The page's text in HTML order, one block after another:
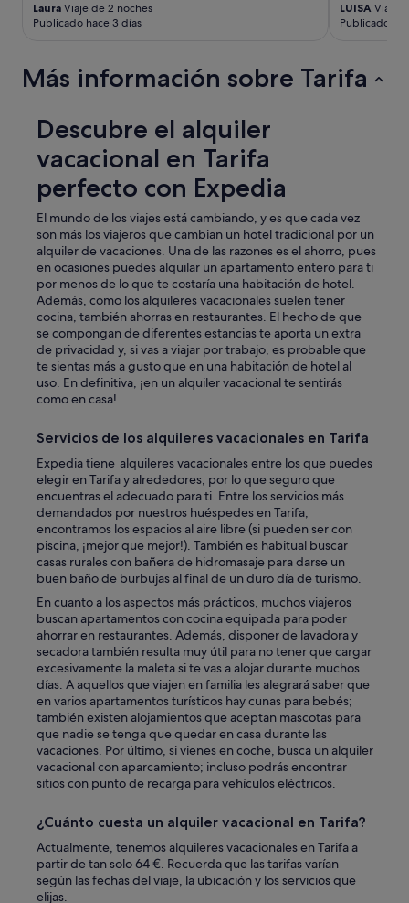
Laura Viaje de 2 noches
Publicado hace 3 días
LUISA Viaje
Publicado
Más información sobre Tarifa
Descubre el alquiler
vacacional en Tarifa
perfecto con Expedia
El mundo de los viajes está cambiando, y es que cada vez
son más los viajeros que cambian un hotel tradicional por un
alquiler de vacaciones. Una de las razones es el ahorro, pues
en ocasiones puedes alquilar un apartamento entero para ti
por menos de lo que te costaría una habitación de hotel.
Además, como los alquileres vacacionales suelen tener
cocina, también ahorras en restaurantes. El hecho de que
se compongan de diferentes estancias te aporta un extra
de privacidad y, si vas a viajar por trabajo, es probable que
te sientas más a gusto que en una habitación de hotel al
uso. En definitiva, ¡en un alquiler vacacional te sentirás
como en casa!
Servicios de los alquileres vacacionales en Tarifa
Expedia tiene alquileres vacacionales entre los que puedes
elegir en Tarifa y alrededores, por lo que seguro que
encuentras el adecuado para ti. Entre los servicios más
demandados por nuestros huéspedes en Tarifa,
encontramos los espacios al aire libre (si pueden ser con
piscina, ¡mejor que mejor!). También es habitual buscar
casas rurales con bañera de hidromasaje para darse un
buen baño de burbujas al final de un duro día de turismo.
En cuanto a los aspectos más prácticos, muchos viajeros
buscan apartamentos con cocina equipada para poder
ahorrar en restaurantes. Además, disponer de lavadora y
secadora también resulta muy útil para no tener que cargar
excesivamente la maleta si te vas a alojar durante muchos
días. A aquellos que viajen en familia les alegrará saber que
en varios apartamentos turísticos hay cunas para bebés;
también existen alojamientos que aceptan mascotas para
que nadie se tenga que quedar en casa durante las
vacaciones. Por último, si vienes en coche, busca un alquiler
vacacional con aparcamiento; incluso podrás encontrar
sitios con punto de recarga para vehículos eléctricos.
¿Cuánto cuesta un alquiler vacacional en Tarifa?
Actualmente, tenemos alquileres vacacionales en Tarifa a
partir de tan solo 64 €. Recuerda que las tarifas varían
según las fechas del viaje, la ubicación y los servicios que
elijas.